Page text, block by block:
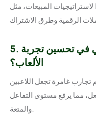
لاستراتيجيات المبيعات، مثل
5. ما هو دور الواقع الافتراضي في تحسين تجربة
الألعاب؟
تجارب غامرة تجعل اللاعبين
مما يرفع مستوى التفاعل
والمتعة.